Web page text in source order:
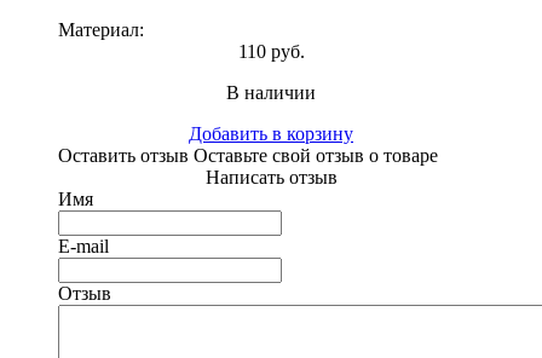
Материал:
110 руб.
В наличии
Добавить в корзину
Оставить отзыв Оставьте свой отзыв о товаре
Написать отзыв
Имя
E-mail
Отзыв